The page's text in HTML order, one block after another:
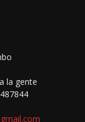
la gente